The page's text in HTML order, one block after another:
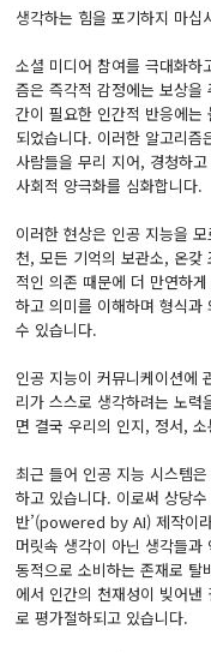
생각하는 힘을 포기하지 마십
소셜 미디어 참여를 극대화하
즘은 즉각적 감정에는 보상
간이 필요한 인간적 반응에는
되었습니다. 이러한 알고리
사람들을 무리 지어, 경청하
사회적 양극화를 심화합니다.
이러한 현상은 인공 지능을
천, 모든 기억의 보관소, 온갖
적인 의존 때문에 더 만연하
하고 의미를 이해하며 형식과
수 있습니다.
인공 지능이 커뮤니케이션에
리가 스스로 생각하려는 노
면 결국 우리의 인지, 정서,
최근 들어 인공 지능 시스템
하고 있습니다. 이로써 상당
반’(powered by AI) 제작이
머릿속 생각이 아닌 생각들
동적으로 소비하는 존재로
에서 인간의 천재성이 빚어
로 평가절하되고 있습니다.